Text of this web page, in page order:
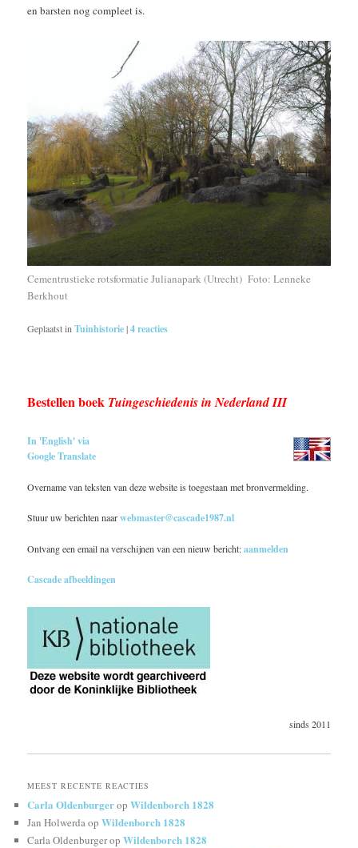
en barsten nog compleet is.
Cementrustieke rotsformatie Julianapark (Utrecht) Foto: Lenneke
Berkhout
Geplaatst inTuinhistorie|4reacties
Bestellen boek Tuingeschiedenis in Nederland III
In 'English' via
Google Translate
Overname van teksten van deze website is toegestaan met bronvermelding.
Stuur uw berichten naarwebmaster@cascade1987.nl
Ontvang een email na verschijnen van een nieuw bericht:aanmelden
Cascade afbeeldingen
sinds 2011
MEEST RECENTE REACTIES
Carla OldenburgeropWildenborch 1828
Jan HolwerdaopWildenborch 1828
Carla OldenburgeropWildenborch 1828